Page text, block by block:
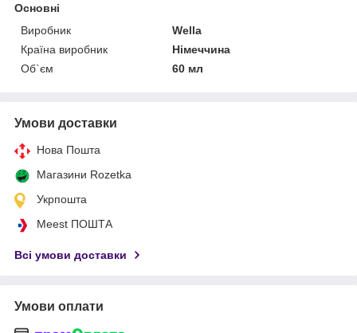
Основні
Виробник
Wella
Країна виробник
Німеччина
Об`єм
60 мл
Умови доставки
Нова Пошта
Магазини Rozetka
Укрпошта
Meest ПОШТА
Всі умови доставки
Умови оплати